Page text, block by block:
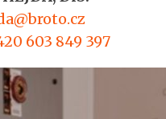
603 849 397